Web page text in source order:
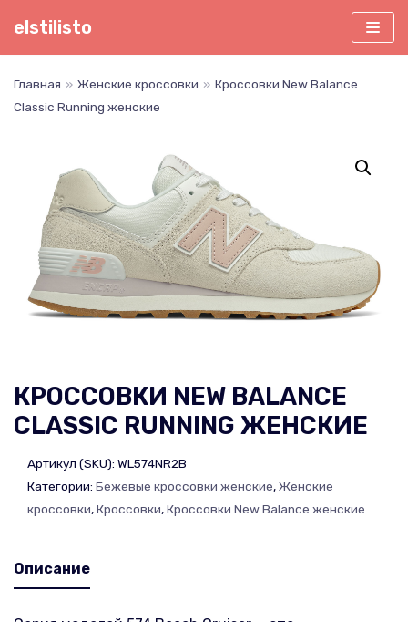
Перейти
elstilisto
Главная » Женские кроссовки » Кроссовки New Balance
Classic Running женские
КРОССОВКИ NEW BALANCE
CLASSIC RUNNING ЖЕНСКИЕ
Артикул (SKU): WL574NR2B
Категории: Бежевые кроссовки женские,Женские
кроссовки,Кроссовки,Кроссовки New Balance женские
Описание